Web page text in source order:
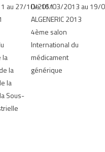
au 27/10/2011
la
la
la
Sous-
De 16/03/2013 au 19/
ALGENERIC 2013
4ème salon
International du
médicament
générique